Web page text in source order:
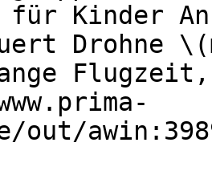
für Kinder
Drohne
out/